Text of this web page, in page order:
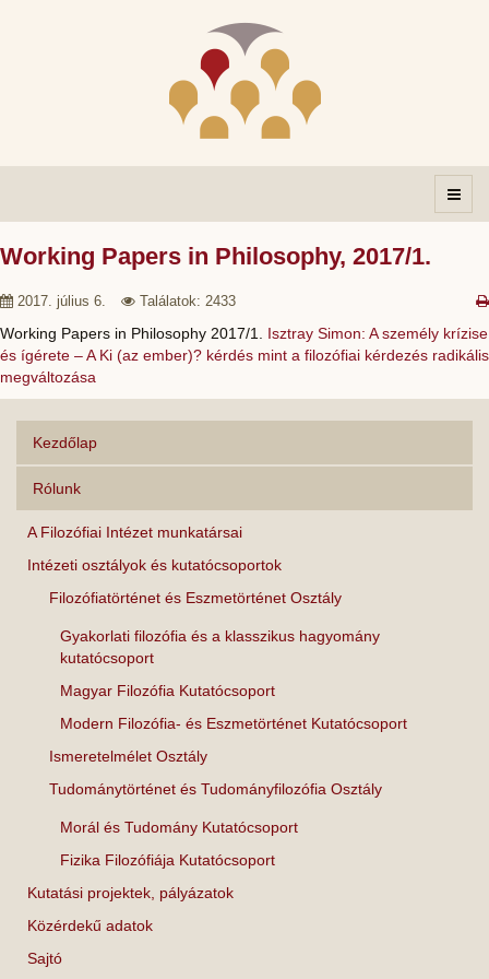
Working Papers in Philosophy, 2017/1.
2017. július 6. Találatok: 2433
Working Papers in Philosophy 2017/1. Isztray Simon: A személy krízise
és ígérete –A Ki (az ember)? kérdés mint a filozófiai kérdezés radikális
megváltozása
Kezdőlap
Rólunk
A Filozófiai Intézet munkatársai
Intézeti osztályok és kutatócsoportok
Filozófiatörténet és Eszmetörténet Osztály
Gyakorlati filozófia és a klasszikus hagyomány
kutatócsoport
Magyar Filozófia Kutatócsoport
Modern Filozófia- és Eszmetörténet Kutatócsoport
Ismeretelmélet Osztály
Tudománytörténet és Tudományfilozófia Osztály
Morál és Tudomány Kutatócsoport
Fizika Filozófiája Kutatócsoport
Kutatási projektek, pályázatok
Közérdekű adatok
Sajtó